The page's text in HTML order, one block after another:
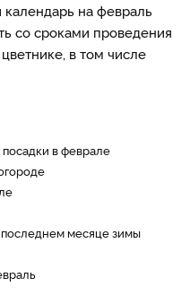
на февраль
со сроками проведения
в том числе
в феврале
месяце зимы